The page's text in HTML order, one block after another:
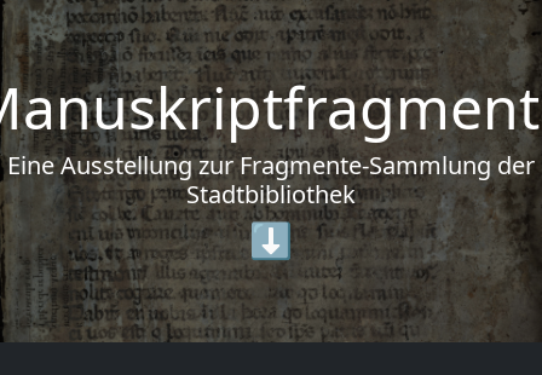
Eine Ausstellung zur Fragmente-Sammlung der
Stadtbibliothek
⬇️